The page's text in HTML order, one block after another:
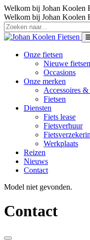
Welkom bij Johan Koolen
Welkom bij Johan Koolen
Onze fietsen
Nieuwe fietsen
Occasions
Onze merken
Accessoires
Fietsen
Diensten
Fiets lease
Fietsverhuur
Werkplaats
Reizen
Nieuws
Contact
Model niet gevonden.
Contact